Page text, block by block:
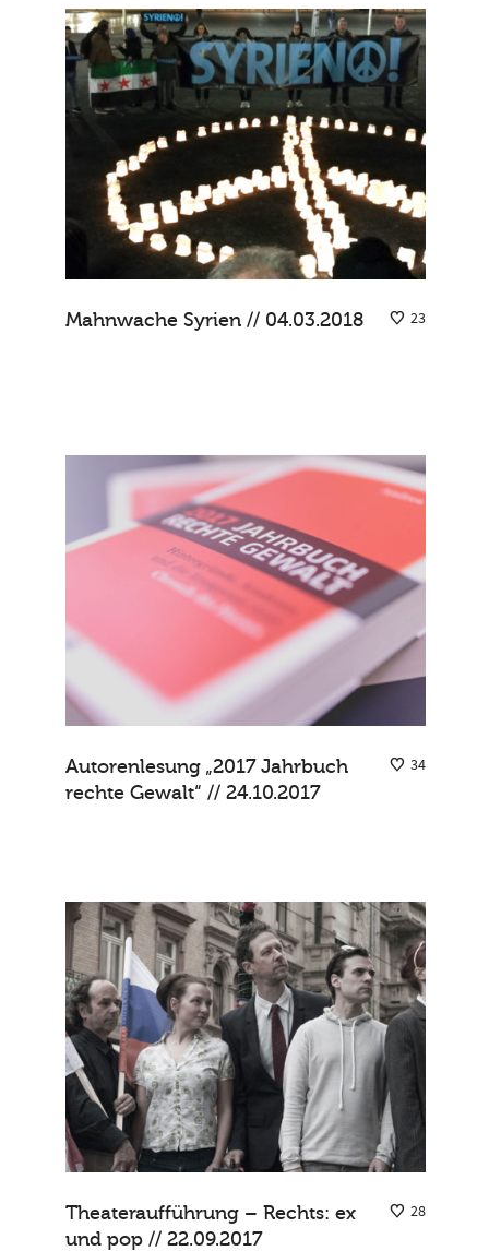
23
Mahnwache Syrien // 04.03.2018
34
Autorenlesung „2017 Jahrbuch
rechte Gewalt“ // 24.10.2017
28
Theateraufführung – Rechts: ex
und pop // 22.09.2017